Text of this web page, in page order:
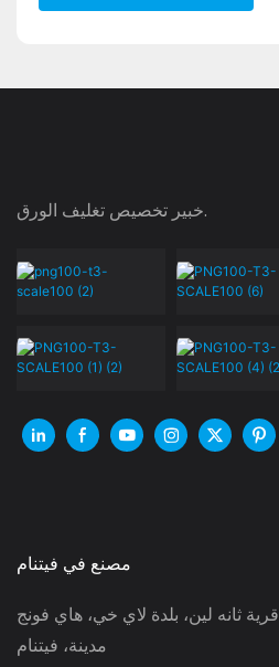
خبير تخصيص تغليف الورق.
مصنع في فيتنام
قرية ثانه لين، بلدة لاي خي، هاي فونج
مدينة، فيتنام